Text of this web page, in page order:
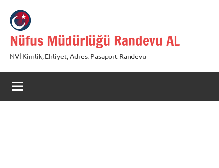
geç
Nüfus Müdürlüğü Randevu AL
NVİ Kimlik, Ehliyet, Adres, Pasaport Randevu